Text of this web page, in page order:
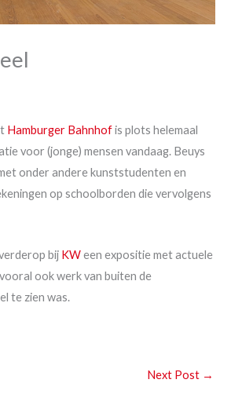
Hamburger Bahnhofis plots helemaal
voor (jonge) mensen vandaag. Beuys
onder andere kunststudenten en
op schoolborden die vervolgens
bij KWeen expositie met actuele
ook werk van buiten de
te zien was.
Next Post →